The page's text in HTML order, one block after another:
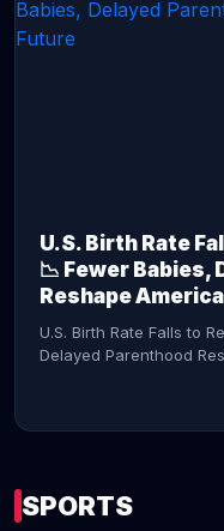
U.S. Birth Rate
📉 Fewer Babies,
Reshape
U.S. Birth Rate Falls to
Delayed Parenthood
SPORTS